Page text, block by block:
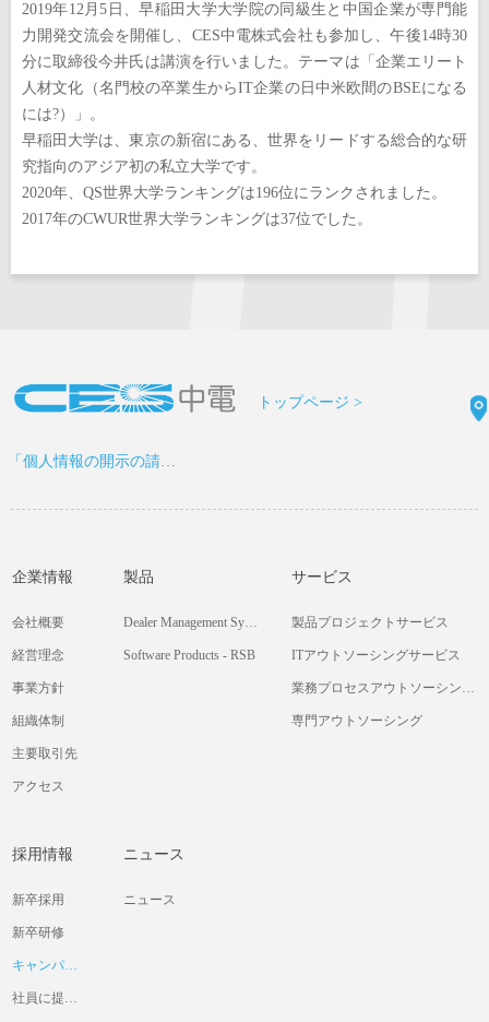
2019年12月5日、早稲田大学大学院の同級生と中国企業が専門能
力開発交流会を開催し、CES中電株式会社も参加し、午後14時30
分に取締役今井氏は講演を行いました。テーマは「企業エリート
人材文化（名門校の卒業生からIT企業の日中米欧間のBSEになる
には?）」。
早稲田大学は、東京の新宿にある、世界をリードする総合的な研
究指向のアジア初の私立大学です。
2020年、QS世界大学ランキングは196位にランクされました。
2017年のCWUR世界大学ランキングは37位でした。
会社概要
経営理念
事業方針
組織体制
主要取引先
アクセス
企業情報
Dealer Management System
Software Products - RSB
製品
製品プロジェクトサービス
ITアウトソーシングサービス
業務プロセスアウトソーシングサービス
専門アウトソーシング
サービス
新卒採用
新卒研修
キャンパス交流会
社員に提供したいと考えていること
採用情報
ニュース
ニュース
トップページ >
「個人情報の開示の請求書」をDOWNLOAD >